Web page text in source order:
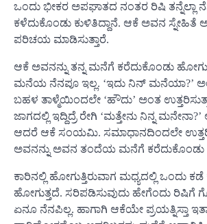
ಒಂದು ಭೀಕರ ಅಪಘಾತದ ನಂತರ ರಿಷಿ ತನ್ನೆಲ್ಲಾ
ಕಳೆದುಕೊಂಡು ಕುಳಿತಿದ್ದಾನೆ. ಆಕೆ ಅವನ ಸ್ನೇಹಿತೆ
ಪರಿಚಯ ಮಾಡಿಸುತ್ತಾರೆ.
ಆಕೆ ಅವನನ್ನು ತನ್ನ ಮನೆಗೆ ಕರೆದುಕೊಂಡು
ಮನೆಯ ನೆನಪೂ ಇಲ್ಲ. ‘ಇದು ನಿನ್ ಮನೆಯಾ?’
ಬಹಳ ತಾಳ್ಮೆಯಿಂದಲೇ ‘ಹೌದು’ ಅಂತ
ಜಾಗದಲ್ಲಿ ಇದ್ದಿದ್ರೆ ರೇಗಿ ‘ಮತ್ತೇನು ನಿನ್ನ
ಆದರೆ ಆಕೆ ಸಂಯಮಿ. ಸಮಾಧಾನದಿಂದಲೇ
ಅವನನ್ನು ಅವನ ತಂದೆಯ ಮನೆಗೆ ಕರೆದುಕೊಂಡು
ಕಾರಿನಲ್ಲಿ ಹೋಗುತ್ತಿರುವಾಗ ಮಧ್ಯದಲ್ಲಿ ಒಂದು
ಹೋಗುತ್ತದೆ. ಸರಿಪಡಿಸುವುದು ಹೇಗೆಂದು ರಿಷಿಗೆ
ಏನೂ ನೆನಪಿಲ್ಲ. ಹಾಗಾಗಿ ಆಕೆಯೇ ಪ್ರಯತ್ನಿಸ್ತಾ